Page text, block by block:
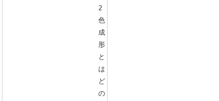
2
色
成
形
と
は
ど
の